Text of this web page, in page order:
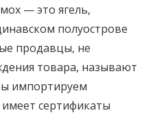
— это ягель,
полуострове
продавцы, не
товара, называют
импортируем
сертификаты